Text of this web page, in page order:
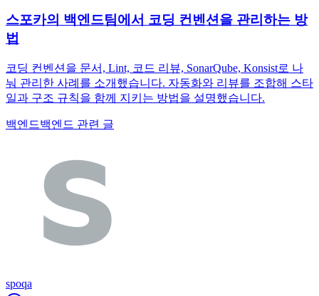
스포카의 백엔드팀에서 코딩 컨벤션을 관리하는 방
법
코딩 컨벤션을 문서, Lint, 코드 리뷰, SonarQube, Konsist로 나
눠 관리한 사례를 소개했습니다. 자동화와 리뷰를 조합해 스타
일과 구조 규칙을 함께 지키는 방법을 설명했습니다.
백엔드백엔드 관련 글
spoqa